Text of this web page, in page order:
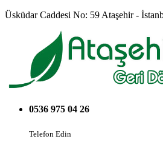
Üsküdar Caddesi No: 59 Ataşehir -
0536 975 04 26
Telefon Edin